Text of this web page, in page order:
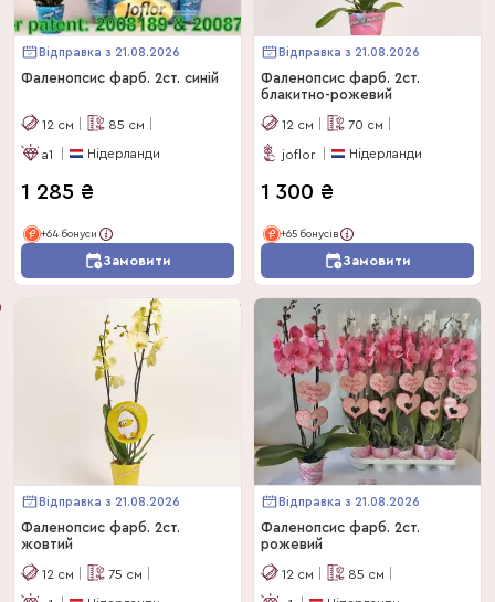
Відправка з 21.08.2026
Фаленопсис фарб. 2ст. синій
12 см 85 см
a1 Нідерланди
1 285 ₴
+64 бонуси
Замовити
Відправка з 21.08.2026
Фаленопсис фарб. 2ст.
блакитно-рожевий
12 см 70 см
joflor Нідерланди
1 300 ₴
+65 бонусів
Замовити
Відправка з 21.08.2026
Фаленопсис фарб. 2ст.
жовтий
12 см 75 см
Відправка з 21.08.2026
Фаленопсис фарб. 2ст.
рожевий
12 см 85 см